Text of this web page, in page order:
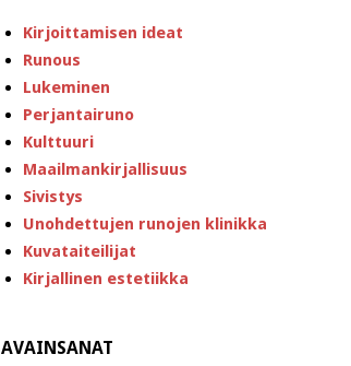
Kirjoittamisen ideat
Runous
Lukeminen
Perjantairuno
Kulttuuri
Maailmankirjallisuus
Sivistys
Unohdettujen runojen klinikka
Kuvataiteilijat
Kirjallinen estetiikka
AVAINSANAT